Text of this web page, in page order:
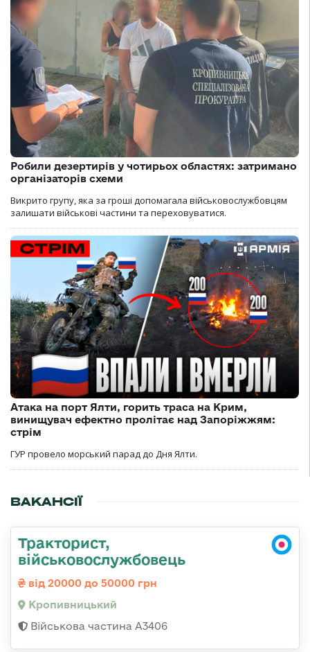
Робили дезертирів у чотирьох областях: затримано
організаторів схеми
Викрито групу, яка за гроші допомагала військовослужбовцям
залишати військові частини та переховуватися.
Атака на порт Ялти, горить траса на Крим,
винищувач ефектно пролітає над Запоріжжям:
стрім
ГУР провело морський парад до Дня Ялти.
ВАКАНСІЇ
Тракторист,
військовослужбовець
від 20000 до 50000 грн
Кропивницький
Військова частина А3406